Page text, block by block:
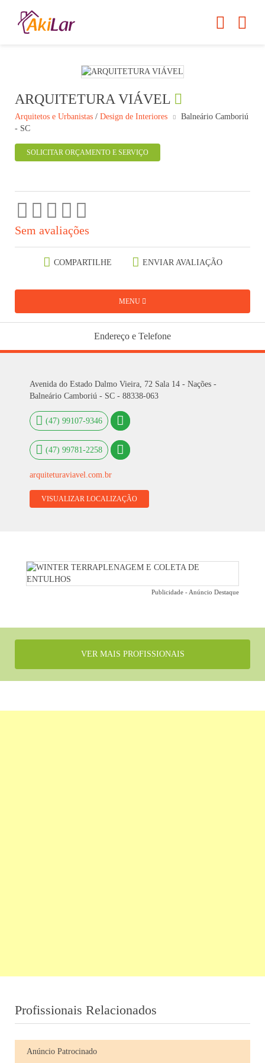
ARQUITETURA VIÁVEL
Arquitetos e Urbanistas / Design de Interiores
Balneário Camboriú
- SC
SOLICITAR ORÇAMENTO E SERVIÇO
Sem avaliações
COMPARTILHE ENVIAR AVALIAÇÃO
MENU
Endereço e Telefone
Avenida do Estado Dalmo Vieira, 72 Sala 14 - Nações -
Balneário Camboriú - SC - 88338-063
(47) 99107-9346
(47) 99781-2258
arquiteturaviavel.com.br
VISUALIZAR LOCALIZAÇÃO
Publicidade - Anúncio Destaque
VER MAIS PROFISSIONAIS
Profissionais Relacionados
Anúncio Patrocinado